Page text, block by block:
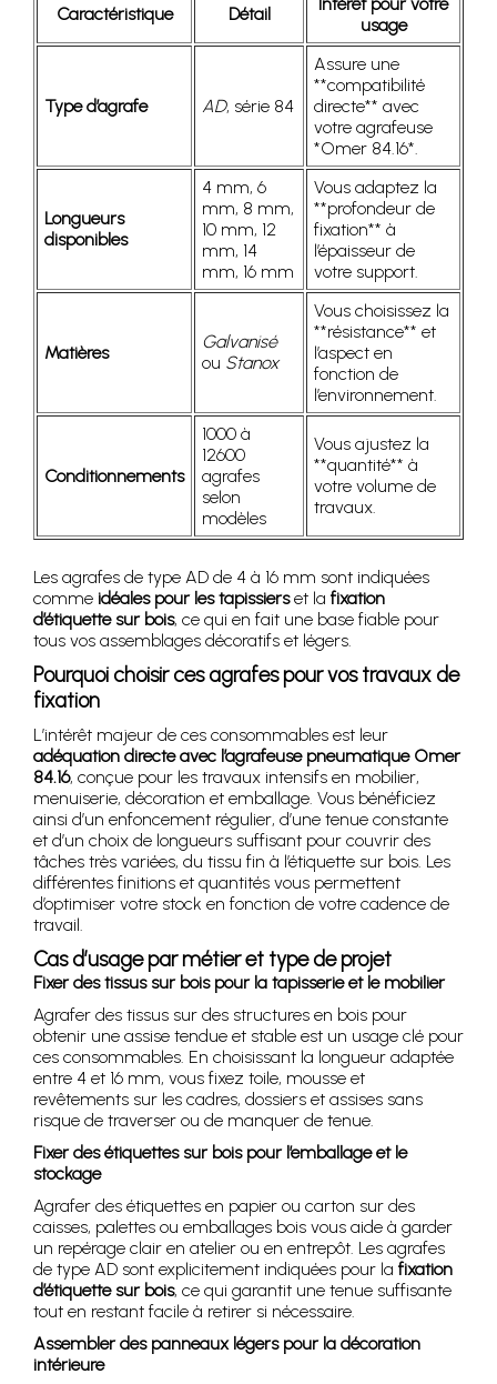
Caractéristique Détail
usage
Type d’agrafe AD, série 84
Assure une
**compatibilité
directe** avec
votre agrafeuse
*Omer 84.16*.
Longueurs
disponibles
4 mm, 6
mm, 8 mm,
10 mm, 12
mm, 14
mm, 16 mm
Vous adaptez la
**profondeur de
fixation** à
l’épaisseur de
votre support.
Matières
Galvanisé
ou Stanox
Vous choisissez la
**résistance** et
l’aspect en
fonction de
l’environnement.
Conditionnements
1000 à
12600
agrafes
selon
modèles
Vous ajustez la
**quantité** à
votre volume de
travaux.
Les agrafes de type AD de 4 à 16 mm sont indiquées
comme idéales pour les tapissierset la fixation
d’étiquette sur bois, ce qui en fait une base fiable pour
tous vos assemblages décoratifs et légers.
Pourquoi choisir ces agrafes pour vos travaux de
fixation
L’intérêt majeur de ces consommables est leur
adéquation directe avec l’agrafeuse pneumatique Omer
84.16, conçue pour les travaux intensifs en mobilier,
menuiserie, décoration et emballage. Vous bénéficiez
ainsi d’un enfoncement régulier, d’une tenue constante
et d’un choix de longueurs suffisant pour couvrir des
tâches très variées, du tissu fin à l’étiquette sur bois. Les
différentes finitions et quantités vous permettent
d’optimiser votre stock en fonction de votre cadence de
travail.
Cas d’usage par métier et type de projet
Fixer des tissus sur bois pour la tapisserie et le mobilier
Agrafer des tissus sur des structures en bois pour
obtenir une assise tendue et stable est un usage clé pour
ces consommables. En choisissant la longueur adaptée
entre 4 et 16 mm, vous fixez toile, mousse et
revêtements sur les cadres, dossiers et assises sans
risque de traverser ou de manquer de tenue.
Fixer des étiquettes sur bois pour l’emballage et le
stockage
Agrafer des étiquettes en papier ou carton sur des
caisses, palettes ou emballages bois vous aide à garder
un repérage clair en atelier ou en entrepôt. Les agrafes
de type AD sont explicitement indiquées pour la fixation
d’étiquette sur bois, ce qui garantit une tenue suffisante
tout en restant facile à retirer si nécessaire.
Assembler des panneaux légers pour la décoration
intérieure